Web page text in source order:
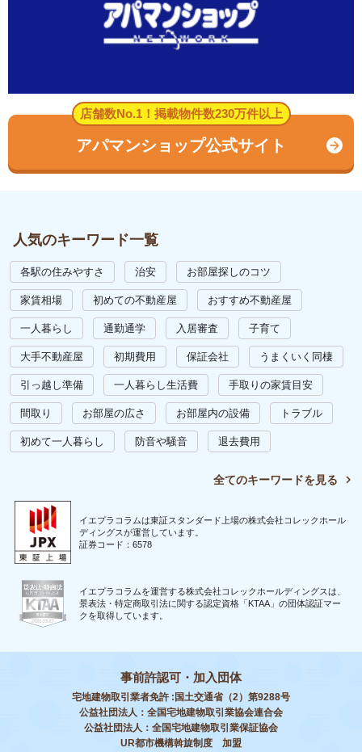
店舗数No.1！掲載物件数230万件以上
アパマンショップ公式サイト
人気のキーワード一覧
各駅の住みやすさ 治安 お部屋探しのコツ
家賃相場 初めての不動産屋 おすすめ不動産屋
一人暮らし 通勤通学 入居審査 子育て
大手不動産屋 初期費用 保証会社 うまくいく同棲
引っ越し準備 一人暮らし生活費 手取りの家賃目安
間取り お部屋の広さ お部屋内の設備 トラブル
初めて一人暮らし 防音や騒音 退去費用
全てのキーワードを見る
イエプラコラムは東証スタンダード上場の株式会社コレックホール
ディングスが運営しています。
証券コード：6578
イエプラコラムを運営する株式会社コレックホールディングスは、
景表法・特定商取引法に関する認定資格「KTAA」の団体認証マー
クを取得しています。
事前許認可・加入団体
宅地建物取引業者免許 :国土交通省（2）第9288号
公益社団法人：全国宅地建物取引業協会連合会
公益社団法人：全国宅地建物取引業保証協会
UR都市機構斡旋制度 加盟